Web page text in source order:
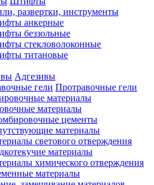
развертки, инструменты
анкерные
беззольные
стекловолоконные
титановые
Адгезивы
Протравочные гели
материалы
цементы
материалы
светового отверждения
материалы
химического отверждения
материалы